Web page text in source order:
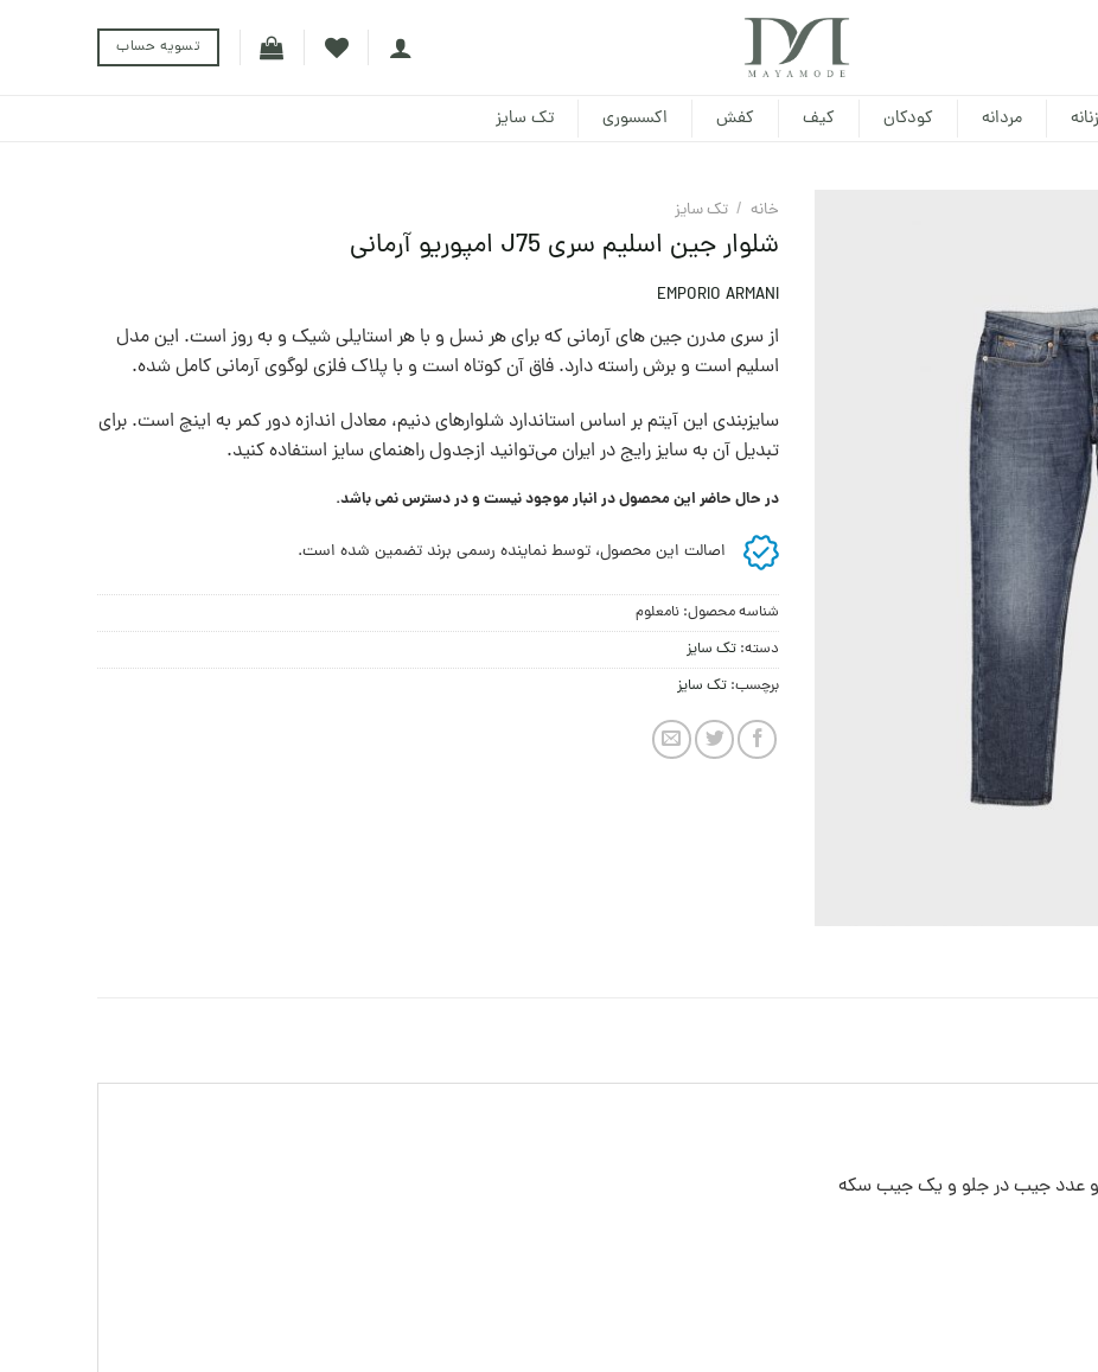
تسویه حساب
زنانه مردانه کودکان کیف کفش اکسسوری تک سایز
خانه / تک سایز
شلوار جین اسلیم سری J75 امپوریو آرمانی
EMPORIO ARMANI
از سری مدرن جین های آرمانی که برای هر نسل و با هر استایلی شیک و به روز است. این مدل
اسلیم است و برش راسته دارد. فاق آن کوتاه است و با پلاک فلزی لوگوی آرمانی کامل شده.
سايزبندی اين آيتم بر اساس استاندارد شلوارهای دنيم، معادل اندازه دور کمر به اينچ است. برای
تبديل آن به سايز رايج در ايران می‌توانيد ازجدول راهنمای سايز استفاده کنيد.
در حال حاضر این محصول در انبار موجود نیست و در دسترس نمی باشد.
اصالت این محصول، توسط نماینده رسمی برند تضمین شده است.
شناسه محصول: نامعلوم
دسته: تک سایز
برچسب: تک سایز
عدد جیب در جلو و یک جیب سکه